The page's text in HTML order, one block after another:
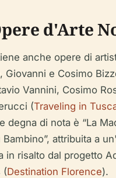
d'Arte
anche opere di
Giovanni e Cosimo
Vannini, Cosimo
(Traveling in
degna di nota è “La
attribuita a
in risalto dal progetto
(Destination Florence).